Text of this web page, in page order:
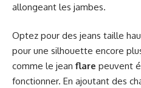
allongeant les jambes.
Optez pour des jeans taille
pour une silhouette encore
comme le jean flare peuvent
fonctionner. En ajoutant des